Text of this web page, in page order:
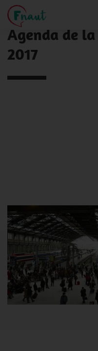
Panneau de gestion des cookies
NOS ACTUALITÉS
Agenda de
2017